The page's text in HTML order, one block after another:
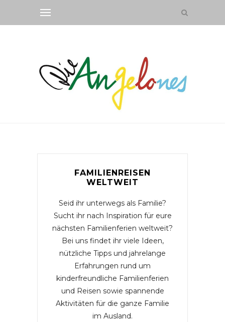
FAMILIENREISEN
WELTWEIT
Seid ihr unterwegs als Familie?
Sucht ihr nach Inspiration für eure
nächsten Familienferien weltweit?
Bei uns findet ihr viele Ideen,
nützliche Tipps und jahrelange
Erfahrungen rund um
kinderfreundliche Familienferien
und Reisen sowie spannende
Aktivitäten für die ganze Familie
im Ausland.